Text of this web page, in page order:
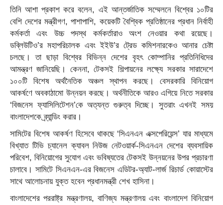
তিনি আশা প্রকাশ করে বলেন, এই আন্তর্জাতিক সম্মেলনে বিশ্বের ১০টির
বেশি দেশের মন্ত্রীগণ, পাশাপাশি, কয়েকটি বৈশ্বিক প্রতিষ্ঠানের প্রধান নির্বাহী
কর্মকর্তা এবং উচ্চ পদস্থ কর্মকর্তারাও অংশ নেওয়ার কথা রয়েছে।
ডব্লিউটিও’র মহাপরিচালক এবং ইইউ’র ট্রেড কমিশনারকেও আনার চেষ্টা
চলছে। তা ছাড়া বিশ্বের বিভিন্ন দেশের বৃহৎ কোম্পানির প্রতিনিধিদের
আমন্ত্রণ জানিয়েছি। কেননা, টেকসই শিল্পায়নের লক্ষ্যে সরকার সারাদেশে
১০০টি বিশেষ অর্থনৈতিক অঞ্চল স্থাপন করছে। বেসরকারি বিনিয়োগ
আকর্ষণে অবকাঠামো উন্নয়ন করছে। অর্থনীতিকে আরও এগিয়ে নিতে সরকার
‘বিজনেস ফ্যাসিলিটেশন’কে অত্যন্ত গুরুত্ব দিচ্ছে। সুতরাং এখনই সময়
বাংলাদেশকে ব্র্যান্ডিং করার।
সামিটের বিশেষ আকর্ষণ হিসেবে থাকছে ‘সিএনএন এক্সপেরিয়েন্স’ যার মাধ্যমে
বিখ্যাত টিভি চ্যানেল ক্যাবল নিউজ নেটওয়ার্ক-সিএনএন দেশের ব্যবসায়িক
পরিবেশ, বিনিয়োগের সুযোগ এবং ভবিষ্যতের টেকসই উন্নয়নের উপর প্রচারণা
চালাবে। সামিটে সিএনএন-এর বিজনেস এডিটর-অ্যাট-লার্জ রিচার্ড কোয়াস্টের
সাথে আলোচনায় যুক্ত হবেন প্রধানমন্ত্রী শেখ হাসিনা।
বাংলাদেশের পররাষ্ট্র মন্ত্রণালয়, বাণিজ্য মন্ত্রণালয় এবং বাংলাদেশ বিনিয়োগ